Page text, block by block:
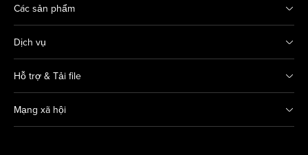
Các sản phẩm
Dịch vụ
Hỗ trợ & Tải file
Mạng xã hội